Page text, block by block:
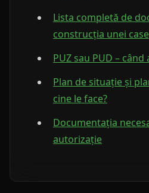
Lista completă de
construcția unei case
PUZ sau PUD – când
Plan de situație și
cine le face?
Documentația
autorizație